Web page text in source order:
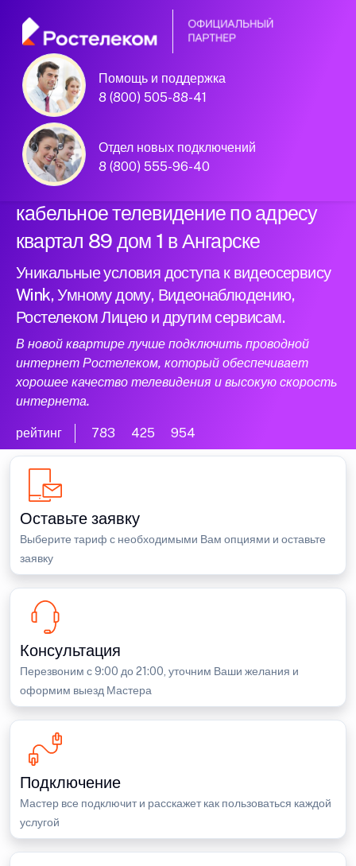
Помощь и поддержка
8 (800) 505-88-41
Отдел новых подключений
8 (800) 555-96-40
Официальный
партнер Ростелеком
Подключили новый интернет и
кабельное телевидение по адресу
квартал 89 дом 1 в Ангарске
Уникальные условия доступа к видеосервису
Wink, Умному дому, Видеонаблюдению,
Ростелеком Лицею и другим сервисам.
В новой квартире лучше подключить проводной
интернет Ростелеком, который обеспечивает
хорошее качество телевидения и высокую скорость
интернета.
рейтинг 783 425 954
Оставьте заявку
Выберите тариф с необходимыми Вам опциями и оставьте
заявку
Консультация
Перезвоним с 9:00 до 21:00, уточним Ваши желания и
оформим выезд Мастера
Подключение
Мастер все подключит и расскажет как пользоваться каждой
услугой